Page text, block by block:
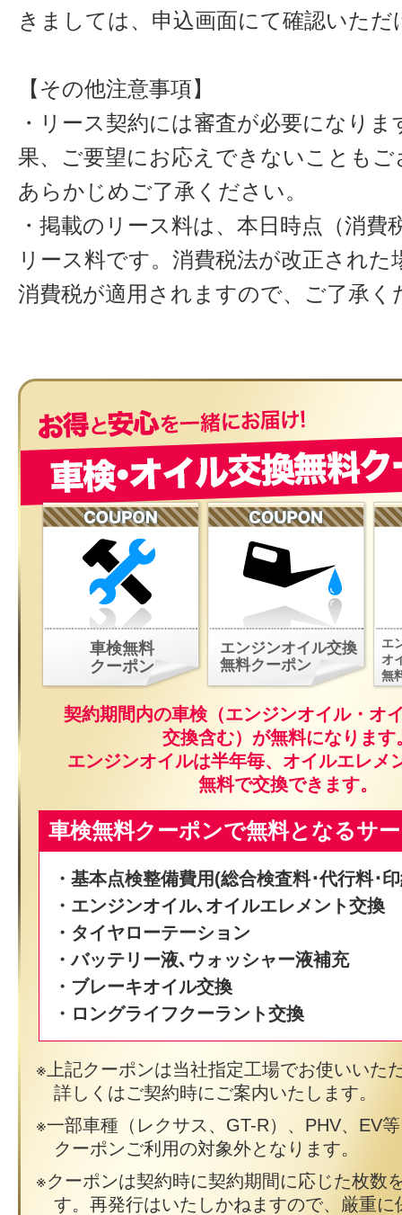
きましては、申込画面にて確認いただ
【その他注意事項】
・リース契約には審査が必要になりま
果、ご要望にお応えできないことも
あらかじめご了承ください。
・掲載のリース料は、本日時点（消費
リース料です。消費税法が改正された
消費税が適用されますので、ご了承く
車検無料
クーポン
エンジンオイル交換
無料クーポン
エ
オ
無
契約期間内の車検（エンジンオイル・オ
交換含む）が無料になります
エンジンオイルは半年毎、オイルエレメ
無料で交換できます。
車検無料クーポンで無料となるサ
・基本点検整備費用(総合検査料･代行料･
・エンジンオイル､オイルエレメント交換
・タイヤローテーション
・バッテリー液､ウォッシャー液補充
・ブレーキオイル交換
・ロングライフクーラント交換
上記クーポンは当社指定工場でお使いいた
詳しくはご契約時にご案内いたします。
一部車種（レクサス、GT-R）、PHV、EV
クーポンご利用の対象外となります。
クーポンは契約時に契約期間に応じた枚数
す。再発行はいたしかねますので、厳重に